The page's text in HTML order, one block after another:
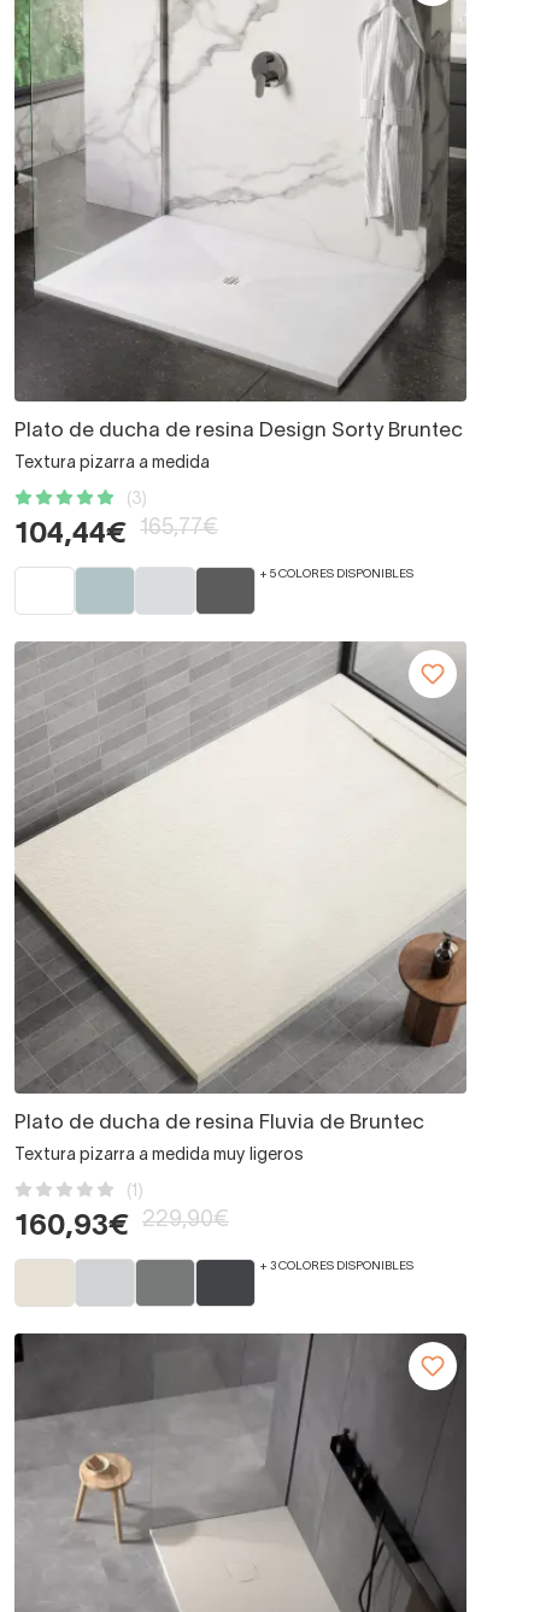
Plato de ducha de resina Design Sorty Bruntec
Textura pizarra a medida
(3)
104,44€ 165,77€
+ 5 COLORES DISPONIBLES
Plato de ducha de resina Fluvia de Bruntec
Textura pizarra a medida muy ligeros
(1)
160,93€ 229,90€
+ 3 COLORES DISPONIBLES